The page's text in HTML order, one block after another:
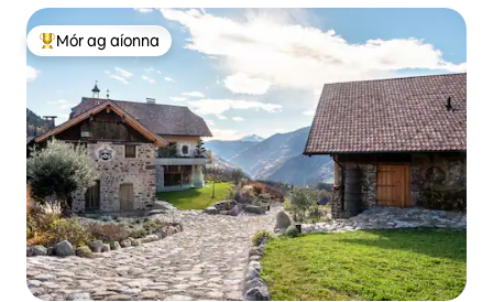
An-mhór ag aíonna
Mór ag aíonna